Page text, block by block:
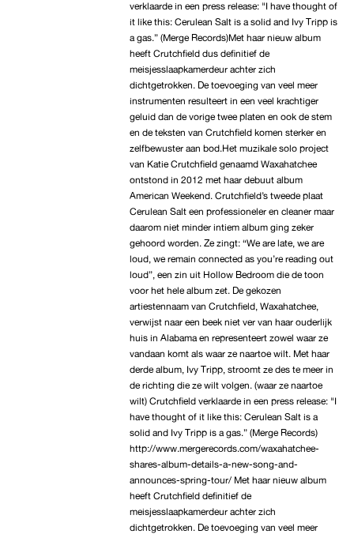
verklaarde in een press release: "I have thought of
it like this: Cerulean Salt is a solid and Ivy Tripp is
a gas.” (Merge Records)Met haar nieuw album
heeft Crutchfield dus definitief de
meisjesslaapkamerdeur achter zich
dichtgetrokken. De toevoeging van veel meer
instrumenten resulteert in een veel krachtiger
geluid dan de vorige twee platen en ook de stem
en de teksten van Crutchfield komen sterker en
zelfbewuster aan bod.Het muzikale solo project
van Katie Crutchfield genaamd Waxahatchee
ontstond in 2012 met haar debuut album
American Weekend. Crutchfield’s tweede plaat
Cerulean Salt een professioneler en cleaner maar
daarom niet minder intiem album ging zeker
gehoord worden. Ze zingt: “We are late, we are
loud, we remain connected as you’re reading out
loud”, een zin uit Hollow Bedroom die de toon
voor het hele album zet. De gekozen
artiestennaam van Crutchfield, Waxahatchee,
verwijst naar een beek niet ver van haar ouderlijk
huis in Alabama en representeert zowel waar ze
vandaan komt als waar ze naartoe wilt. Met haar
derde album, Ivy Tripp, stroomt ze des te meer in
de richting die ze wilt volgen. (waar ze naartoe
wilt) Crutchfield verklaarde in een press release: "I
have thought of it like this: Cerulean Salt is a
solid and Ivy Tripp is a gas.” (Merge Records)
http://www.mergerecords.com/waxahatchee-
shares-album-details-a-new-song-and-
announces-spring-tour/ Met haar nieuw album
heeft Crutchfield definitief de
meisjesslaapkamerdeur achter zich
dichtgetrokken. De toevoeging van veel meer